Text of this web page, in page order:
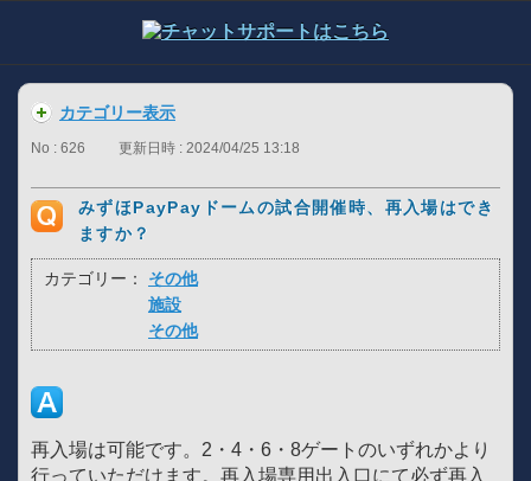
カテゴリー表示
No : 626 更新日時 : 2024/04/25 13:18
みずほPayPayドームの試合開催時、再入場はでき
ますか？
カテゴリー：
その他
施設
その他
再入場は可能です。2・4・6・8ゲートのいずれかより
行っていただけます。再入場専用出入口にて必ず再入